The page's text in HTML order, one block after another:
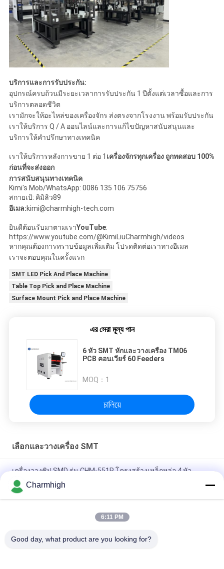
บริการและการรับประกัน:
อุปกรณ์ครบถ้วนมีระยะเวลาการรับประกัน 1 ปีตั้งแต่เวลาซื้อและการ
บริการตลอดชีวิต
เรามักจะให้อะไหล่ของเครื่องจักร ส่งตรงจากโรงงาน พร้อมรับประกัน
เราให้บริการ Q / A ออนไลน์และการแก้ไขปัญหาสนับสนุนและ
บริการให้คําปรึกษาทางเทคนิค
เราให้บริการหลังการขาย 1 ต่อ 1 เครื่องจักรทุกเครื่อง ถูกทดสอบ 100%
ก่อนที่จะส่งออก
การสนับสนุนทางเทคนิค
Kimi's Mob/WhatsApp: 0086 135 106 75756
สกายเป้: คิมิลิว89
อีเมล:kimi@charmhigh-tech.com
ยินดีต้อนรับมาตามเราYouTube:
https://www.youtube.com/@KimiLiuCharmhigh/videos
หากคุณต้องการทราบข้อมูลเพิ่มเติม โปรดติดต่อเราทางอีเมล
เราจะตอบคุณในครั้งแรก
SMT LED Pick And Place Machine
Table Top Pick and Place Machine
Surface Mount Pick and Place Machine
এর সেরা মূল্য পান
6 หัว SMT หักและวางเครื่อง TM06
PCB คอนเวียร์ 60 Feeders
MOQ： 1
চালিয়ে
เลือกและวางเครื่อง SMT
เครื่องวางชิป SMD รุ่น CHM-551P โครงสร้างเหล็กหล่อ 4 หัว
การออกแบบที่แคบ โมดูล TC06 ความแม่นยำสูง เครื่อง SMT Pick
Charmhigh
6:11 PM
Good day, what product are you looking for?